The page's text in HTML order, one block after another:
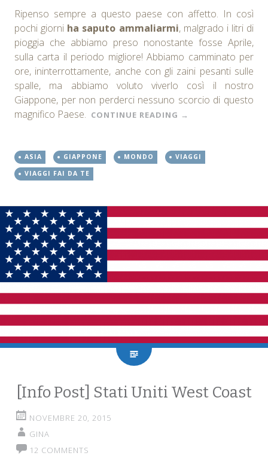
Ripenso sempre a questo paese con affetto. In così
pochi giorni ha saputo ammaliarmi, malgrado i litri di
pioggia che abbiamo preso nonostante fosse Aprile,
sulla carta il periodo migliore! Abbiamo camminato per
ore, ininterrottamente, anche con gli zaini pesanti sulle
spalle, ma abbiamo voluto viverlo così il nostro
Giappone, per non perderci nessuno scorcio di questo
magnifico Paese. CONTINUE READING →
ASIA GIAPPONE MONDO
VIAGGI
VIAGGI FAI DA TE
[Info Post] Stati Uniti West Coast
NOVEMBRE 20, 2015
GINA
12 COMMENTS